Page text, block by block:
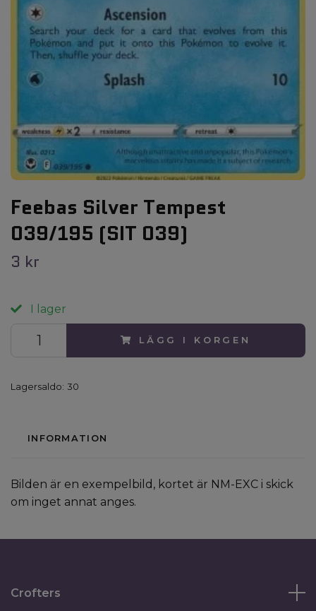
Feebas Silver Tempest
039/195 (SIT 039)
3 kr
I lager
LÄGG I KORGEN
Lagersaldo: 30
INFORMATION
Bilden är en exempelbild, kortet är NM-EXC i skick
om inget annat anges.
Crofters